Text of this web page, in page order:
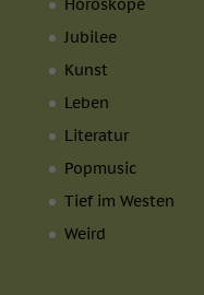
Horoskope
Jubilee
Kunst
Leben
Literatur
Popmusic
Tief im Westen
Weird